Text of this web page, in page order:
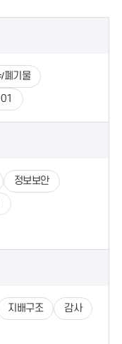
폐기물
정보보안
지배구조
감사